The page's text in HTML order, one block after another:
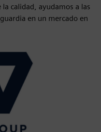
la calidad, ayudamos a las
en un mercado en